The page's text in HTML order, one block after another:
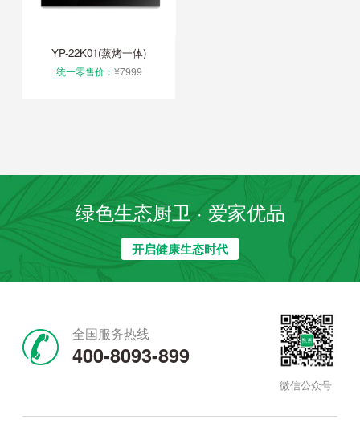
YP-22K01(蒸烤一体)
统一零售价： ¥7999
绿色生态厨卫 · 爱家优品
开启健康生态时代
全国服务热线
400-8093-899
微信公众号